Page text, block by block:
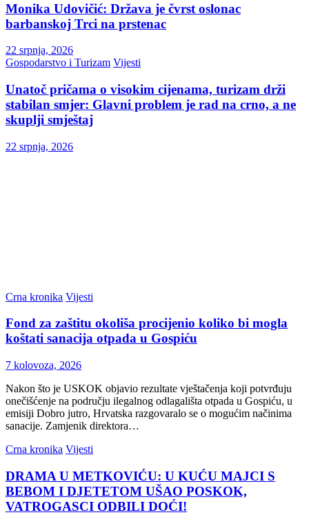
Monika Udovičić: Država je čvrst oslonac
barbanskoj Trci na prstenac
22 srpnja, 2026
Gospodarstvo i Turizam Vijesti
Unatoč pričama o visokim cijenama, turizam drži
stabilan smjer: Glavni problem je rad na crno, a ne
skuplji smještaj
22 srpnja, 2026
Crna kronika Vijesti
Fond za zaštitu okoliša procijenio koliko bi mogla
koštati sanacija otpada u Gospiću
7 kolovoza, 2026
Nakon što je USKOK objavio rezultate vještačenja koji potvrđuju
onečišćenje na području ilegalnog odlagališta otpada u Gospiću, u
emisiji Dobro jutro, Hrvatska razgovaralo se o mogućim načinima
sanacije. Zamjenik direktora…
Crna kronika Vijesti
DRAMA U METKOVIĆU: U KUĆU MAJCI S
BEBOM I DJETETOM UŠAO POSKOK,
VATROGASCI ODBILI DOĆI!